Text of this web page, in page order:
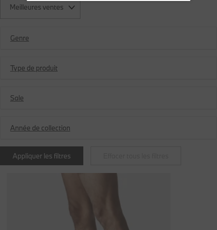
Meilleures ventes
Genre
Type de produit
Sale
Année de collection
Appliquer les filtres